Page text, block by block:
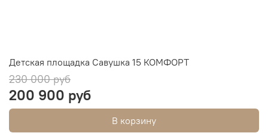
Детская площадка Савушка 15 КОМФОРТ
230 000 руб
200 900 руб
В корзину